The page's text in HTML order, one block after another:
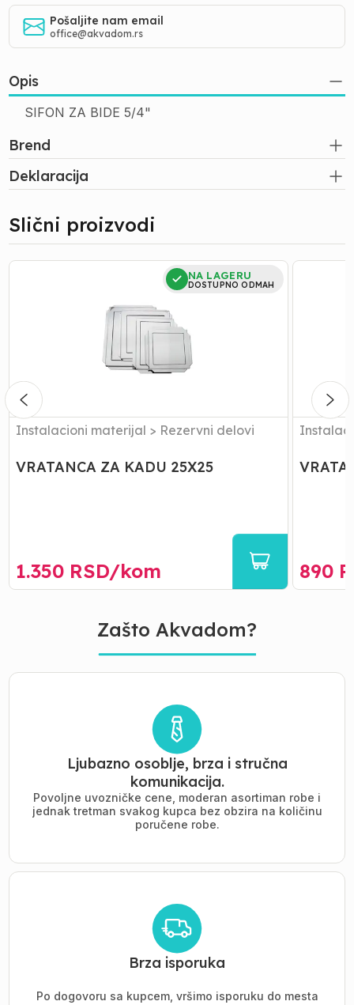
Pošaljite nam email
office@akvadom.rs
Opis
SIFON ZA BIDE 5/4"
Brend
Deklaracija
Slični proizvodi
VRATANCA
NA LAGERU
DOSTUPNO ODMAH
Instalacioni materijal > Rezervni delovi
VRATANCA ZA KADU 25X25
1.350 RSD/kom 890
Zašto Akvadom?
Ljubazno osoblje, brza i stručna
komunikacija.
Povoljne uvozničke cene, moderan asortiman robe i
jednak tretman svakog kupca bez obzira na količinu
poručene robe.
Brza isporuka
Po dogovoru sa kupcem, vršimo isporuku do mesta